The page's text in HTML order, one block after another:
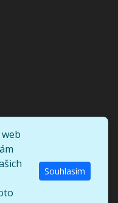
Souhlasím